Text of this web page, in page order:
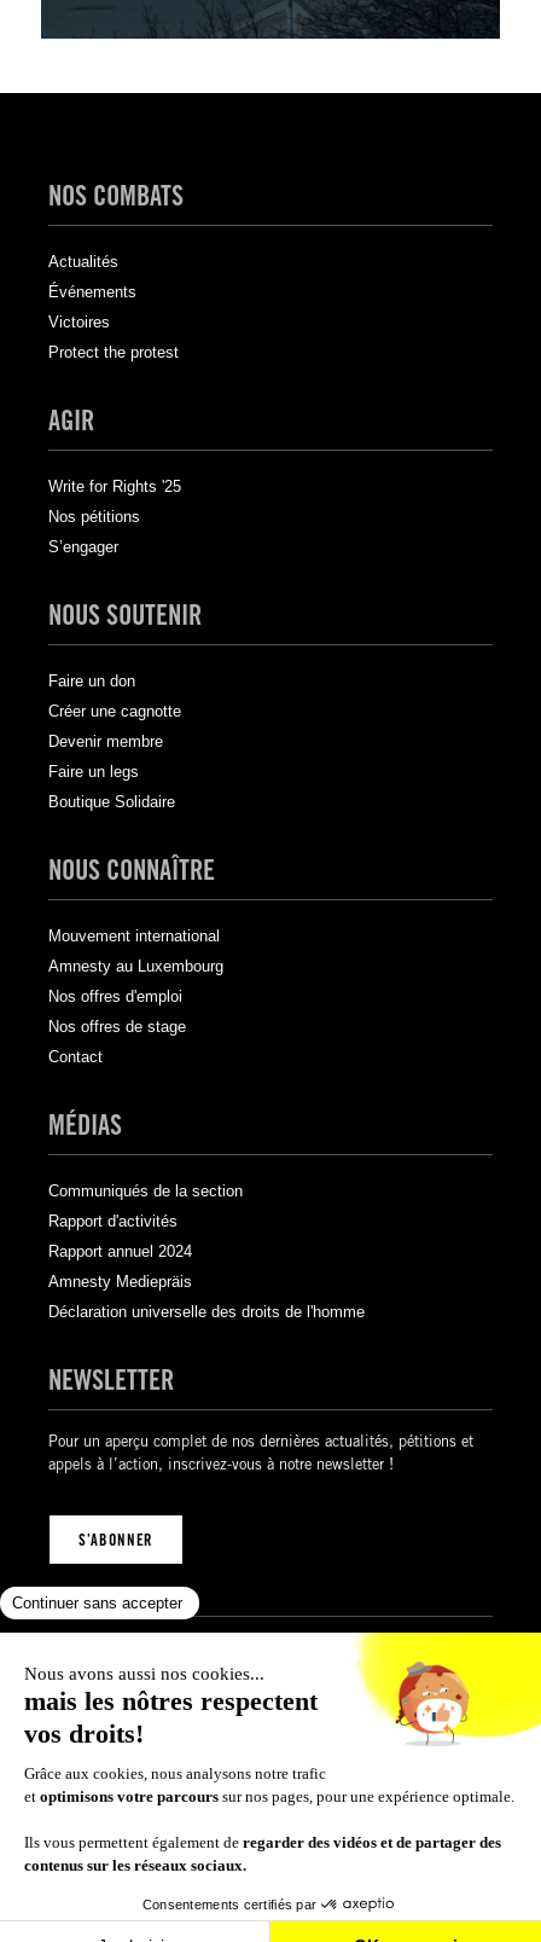
NOS COMBATS
Actualités
Événements
Victoires
Protect the protest
AGIR
Write for Rights '25
Nos pétitions
S’engager
NOUS SOUTENIR
Faire un don
Créer une cagnotte
Devenir membre
Faire un legs
Boutique Solidaire
NOUS CONNAÎTRE
Mouvement international
Amnesty au Luxembourg
Nos offres d'emploi
Nos offres de stage
Contact
MÉDIAS
Communiqués de la section
Rapport d'activités
Rapport annuel 2024
Amnesty Mediepräis
Déclaration universelle des droits de l'homme
NEWSLETTER
Pour un aperçu complet de nos dernières actualités, pétitions et
appels à l’action, inscrivez-vous à notre newsletter !
S’ABONNER
Mentions légales
Politique de confidentialité
Politique des cookies
Conditions générales de vente
SUIVEZ-NOUS SUR :